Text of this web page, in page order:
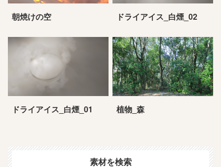
朝焼けの空 ドライアイス_白煙_02
ドライアイス_白煙_01 植物_森
素材を検索